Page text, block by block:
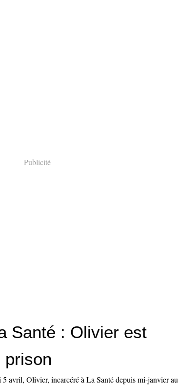
Publicité
Santé : Olivier est
prison
avril, Olivier, incarcéré à La Santé depuis mi-janvier au